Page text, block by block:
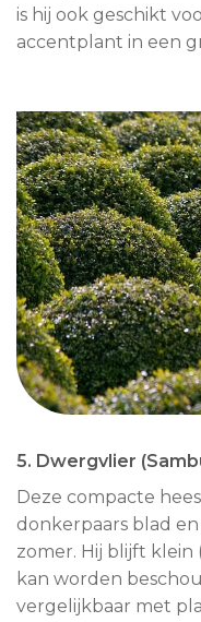
is hij ook geschikt
accentplant in een
5. Dwergvlier
Deze compacte
donkerpaars blad
zomer. Hij blijft klein
kan worden
vergelijkbaar met